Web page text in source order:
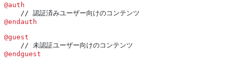
@auth
    // 認証済みユーザー向けのコンテンツ
@endauth
@guest
    // 未認証ユーザー向けのコンテンツ
@endguest